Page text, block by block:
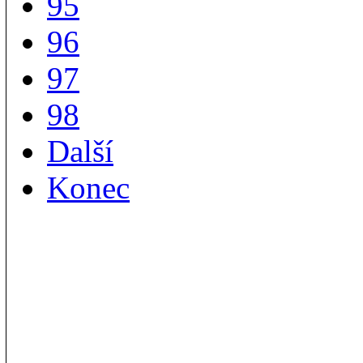
96
97
98
Další
Konec